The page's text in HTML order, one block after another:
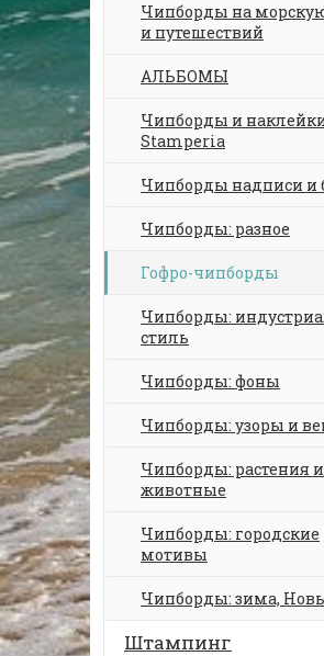
Чипборды на
и путешествий
АЛЬБОМЫ
Чипборды и
Stamperia
Чипборды надписи и
Чипборды: разное
Гофро-чипборды
Чипборды:
стиль
Чипборды: фоны
Чипборды: узоры и
Чипборды: растения и
животные
Чипборды: городские
мотивы
Чипборды: зима,
Штампинг